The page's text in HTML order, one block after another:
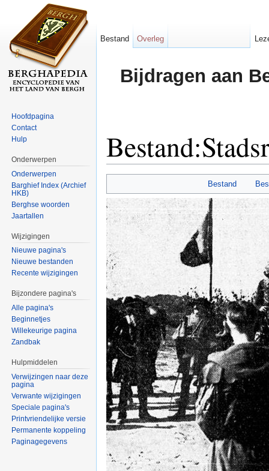
Bijdragen aan
Bestand
Bestand Overleg
Hoofdpagina
Contact
Hulp
Onderwerpen
Onderwerpen
Barghief Index (Archief
HKB)
Berghse woorden
Jaartallen
Wijzigingen
Nieuwe pagina's
Nieuwe bestanden
Recente wijzigingen
Bijzondere pagina's
Alle pagina's
Beginnetjes
Willekeurige pagina
Zandbak
Hulpmiddelen
Verwijzingen naar deze
pagina
Verwante wijzigingen
Speciale pagina's
Printvriendelijke versie
Permanente koppeling
Paginagegevens